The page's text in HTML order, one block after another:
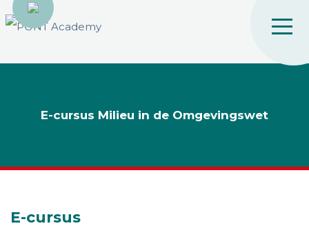
E-cursus Milieu in de Omgevingswet
E-cursus